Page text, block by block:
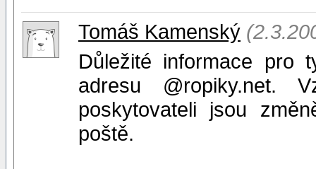
Tomáš Kamenský
Důležité informace pro
adresu @ropiky.net.
poskytovateli jsou
poště.